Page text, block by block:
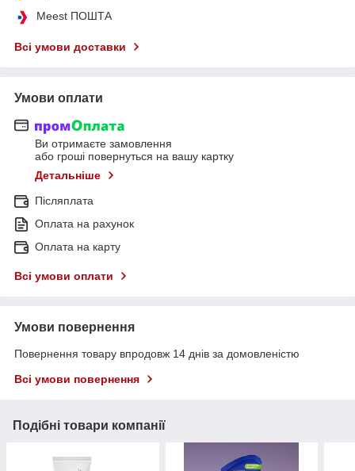
Meest ПОШТА
Всі умови доставки
Умови оплати
Ви отримаєте замовлення
або гроші повернуться на вашу картку
Детальніше
Післяплата
Оплата на рахунок
Оплата на карту
Всі умови оплати
Умови повернення
Повернення товару впродовж 14 днів за домовленістю
Всі умови повернення
Подібні товари компанії